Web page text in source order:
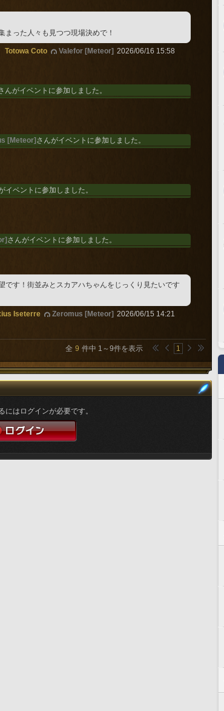
まった人々も見つつ現場決めで！
Totowa Coto Valefor [Meteor] 2026/06/16 15:58
んがイベントに参加しました。
[Meteor] さんがイベントに参加しました。
イベントに参加しました。
さんがイベントに参加しました。
です！街並みとスカアハちゃんをじっくり見たいです
Iseterre Zeromus [Meteor] 2026/06/15 14:21
全 9 件中 1 ～9件を表示 1
にはログインが必要です。